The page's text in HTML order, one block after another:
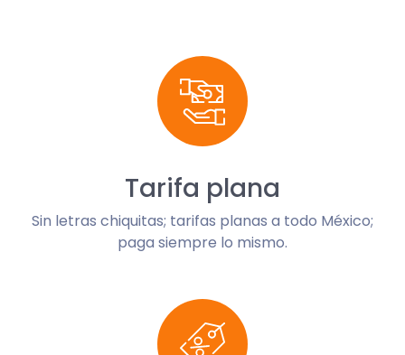
Tarifa plana
Sin letras chiquitas; tarifas planas a todo México;
paga siempre lo mismo.